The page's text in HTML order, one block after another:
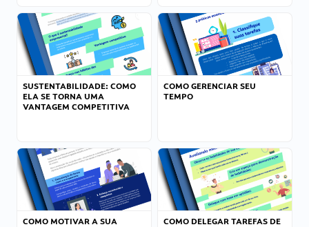
SUSTENTABILIDADE: COMO
ELA SE TORNA UMA
VANTAGEM COMPETITIVA
COMO GERENCIAR SEU
TEMPO
COMO MOTIVAR A SUA
COMO DELEGAR TAREFAS DE